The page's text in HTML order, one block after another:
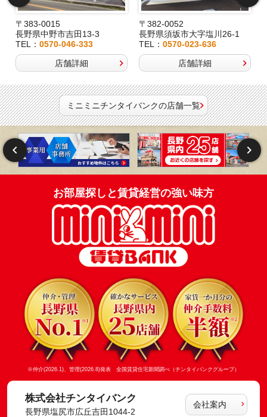
〒383-0015
長野県中野市吉田13-3
TEL： 0570-046-333
店舗詳細
〒382-0052
長野県須坂市大字塩川26-1
TEL：0570-023-636
店舗詳細
ミニミニチンタイバンクの店舗一覧
お部屋探しと賃貸経営の強い味方
※仲介(2026.1)、管理(2026.8)発表 全国賃貸住宅新聞調べ（チンタイバンクグループ）
株式会社チンタイバンク
長野県塩尻市広丘吉田1044-2
会社案内